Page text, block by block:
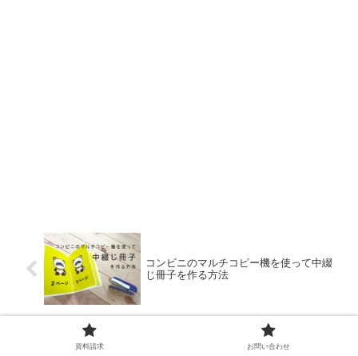
コンビニのマルチコピー機を使って中綴
じ冊子を作る方法
資料請求 お問い合わせ